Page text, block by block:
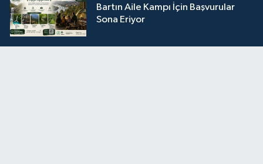
Bartın Aile Kampı İçin Başvurular
Sona Eriyor